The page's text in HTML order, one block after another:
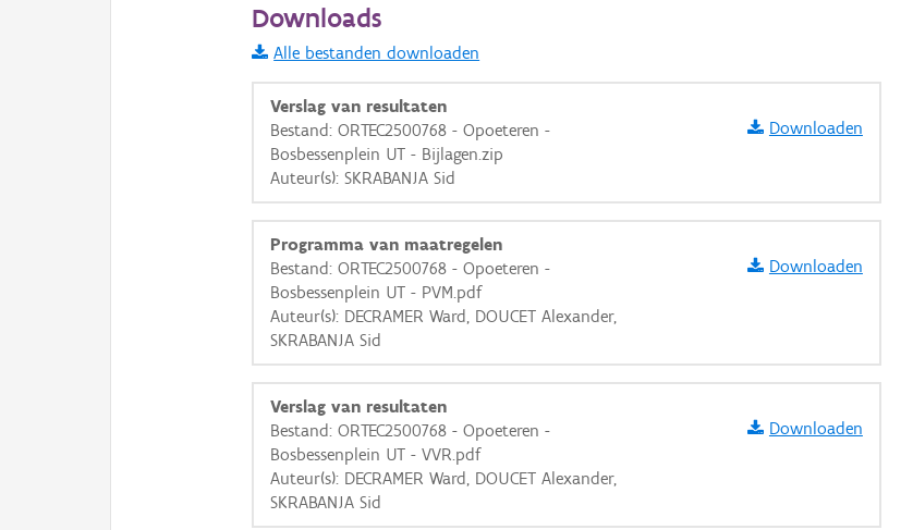
Informatie Vlaanderen
i
+ −
Basis Lagen
OSM-Basiskaart
Ortho
GRB-Basiskaart
GRB-Basiskaart in grijswaarden
Downloads
Alle bestanden downloaden
Verslag van resultaten
Bestand: ORTEC2500768 - Opoeteren -
Bosbessenplein UT - Bijlagen.zip
Auteur(s): SKRABANJA Sid
Downloaden
Programma van maatregelen
Bestand: ORTEC2500768 - Opoeteren -
Bosbessenplein UT - PVM.pdf
Auteur(s): DECRAMER Ward, DOUCET Alexander,
SKRABANJA Sid
Downloaden
Verslag van resultaten
Bestand: ORTEC2500768 - Opoeteren -
Bosbessenplein UT - VVR.pdf
Auteur(s): DECRAMER Ward, DOUCET Alexander,
SKRABANJA Sid
Downloaden